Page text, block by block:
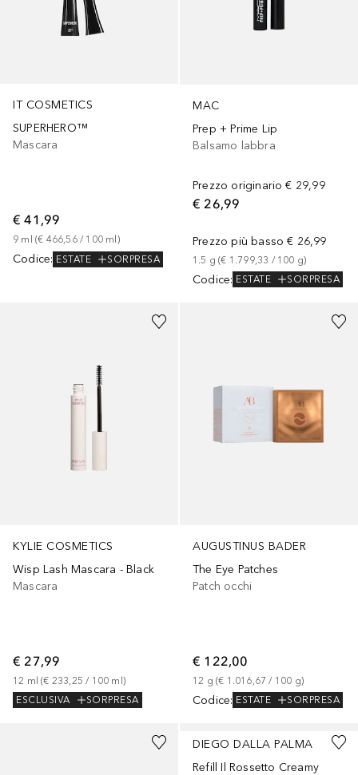
IT COSMETICS
SUPERHERO™
Mascara
€ 41,99
9 ml (€ 466,56 / 100 ml )
Codice: ESTATE SORPRESA
MAC
Prep + Prime Lip
Balsamo labbra
Prezzo originario € 29,99
€ 26,99
Prezzo più basso € 26,99
1.5 g (€ 1.799,33 / 100 g)
Codice: ESTATE SORPRESA
KYLIE COSMETICS
Wisp Lash Mascara - Black
Mascara
€ 27,99
12 ml (€ 233,25 / 100 ml)
ESCLUSIVA
SORPRESA
AUGUSTINUS BADER
The Eye Patches
Patch occhi
€ 122,00
12 g (€ 1.016,67 / 100 g)
Codice: ESTATE SORPRESA
DIEGO DALLA PALMA
Refill Il Rossetto Creamy
+15